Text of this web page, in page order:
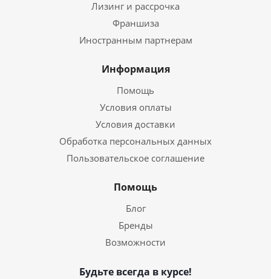
Лизинг и рассрочка
Франшиза
Иностранным партнерам
Информация
Помощь
Условия оплаты
Условия доставки
Обработка персональных данных
Пользовательское соглашение
Помощь
Блог
Бренды
Возможности
Будьте всегда в курсе!